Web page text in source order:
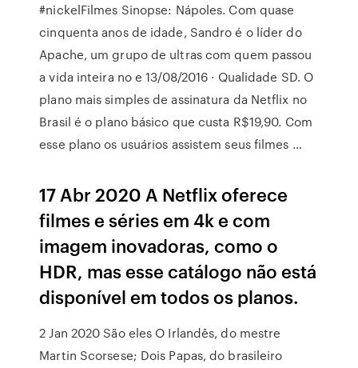
#nickelFilmes Sinopse: Nápoles. Com quase
cinquenta anos de idade, Sandro é o líder do
Apache, um grupo de ultras com quem passou
a vida inteira no e 13/08/2016 · Qualidade SD. O
plano mais simples de assinatura da Netflix no
Brasil é o plano básico que custa R$19,90. Com
esse plano os usuários assistem seus filmes …
17 Abr 2020 A Netflix oferece
filmes e séries em 4k e com
imagem inovadoras, como o
HDR, mas esse catálogo não está
disponível em todos os planos.
2 Jan 2020 São eles O Irlandês, do mestre
Martin Scorsese; Dois Papas, do brasileiro